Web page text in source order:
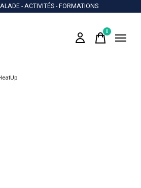
- ACTIVITÉS - FORMATIONS
0items